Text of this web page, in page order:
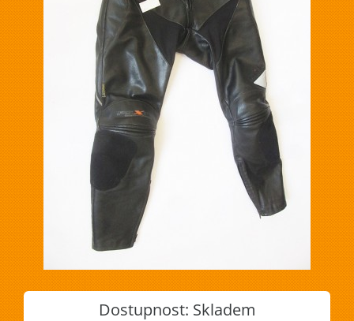
Dostupnost: Skladem